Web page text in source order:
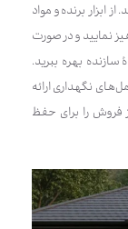
برنده و مواد
نمایید و در صورت
بهره ببرید.
نگهداری ارائه
را برای حفظ